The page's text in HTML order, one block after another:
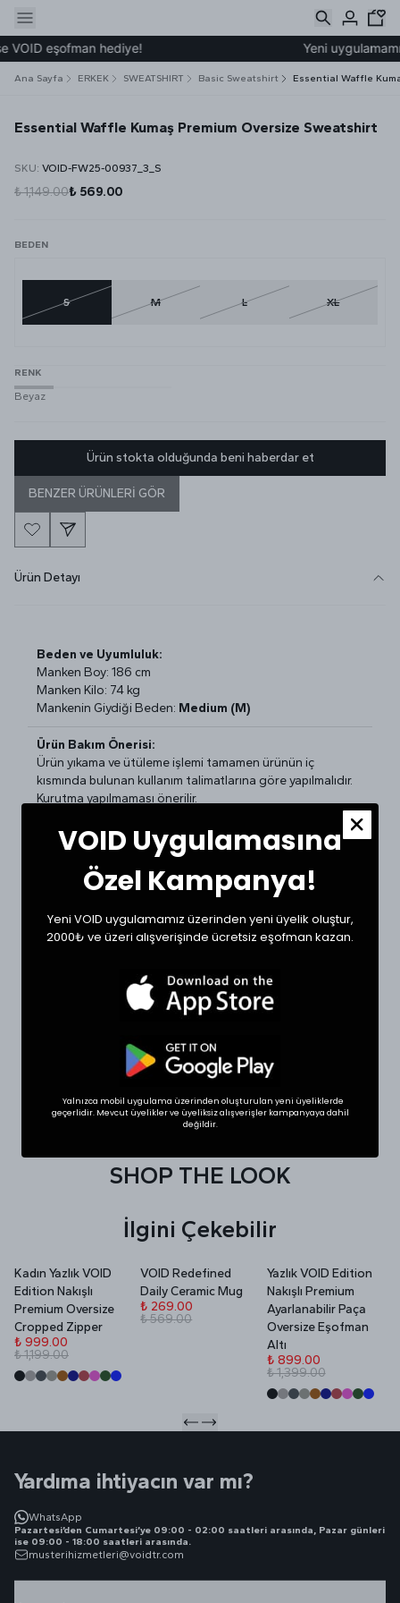
eşofman hediye! Yeni
Ana Sayfa ERKEK SWEATSHIRT Basic Sweatshirt Essential Waffle
Essential Waffle Kumaş Premium Oversize Sweatshirt
SKU: VOID-FW25-00937_3_S
₺ 1,149.00₺ 569.00
BEDEN
S M L XL
RENK
Beyaz
Ürün stokta olduğunda beni haberdar et
BENZER ÜRÜNLERİ GÖR
Ürün Detayı
Beden ve Uyumluluk:
Manken Boy: 186 cm
Manken Kilo: 74 kg
Mankenin Giydiği Beden: Medium (M)
Ürün Bakım Önerisi:
Ürün yıkama ve ütüleme işlemi tamamen ürünün iç
kısmında bulunan kullanım talimatlarına göre yapılmalıdır.
Kurutma yapılmaması önerilir.
Beden Ölçüleri ve Doğru Beden Seçimi:
Tekstil ürünlerinde beden seçimi modellere göre
değişkenlik gösterebilir. Siz de doğru bir seçim için
dolabınızdaki beğendiğiniz bir ürünün ölçülerini alıp sipariş
Ölçülerde +1/-1 cm farklılık olabilir.
59
61
XLarge 65 77
SHOP THE LOOK
İlgini Çekebilir
Kadın Yazlık VOID
Edition Nakışlı
Premium Oversize
Cropped Zipper
₺ 999.00
₺ 1,199.00
VOID Redefined
Daily Ceramic Mug
₺ 269.00
₺ 569.00
Yazlık VOID Edition
Nakışlı Premium
Ayarlanabilir Paça
Oversize Eşofman
Altı
₺ 899.00
₺ 1,399.00
Yardıma ihtiyacın var mı?
WhatsApp
Pazartesi’den Cumartesi’ye 09:00 - 02:00 saatleri arasında, Pazar günleri
ise 09:00 - 18:00 saatleri arasında.
musterihizmetleri@voidtr.com
VOID Uygulamasına
Özel Kampanya!
Yeni VOID uygulamamız üzerinden yeni üyelik oluştur,
2000₺ ve üzeri alışverişinde ücretsiz eşofman kazan.
Yalnızca mobil uygulama üzerinden oluşturulan yeni üyeliklerde
geçerlidir. Mevcut üyelikler ve üyeliksiz alışverişler kampanyaya dahil
değildir.